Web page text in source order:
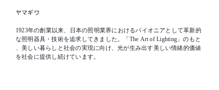
ヤマギワ
1923年の創業以来、日本の照明業界におけるパイオニアとして革新的
な照明器具・技術を追求してきました。「The Art of Lighting」のもと
、美しい暮らしと社会の実現に向け、光が生み出す美しい情緒的価値
を社会に提供し続けています。